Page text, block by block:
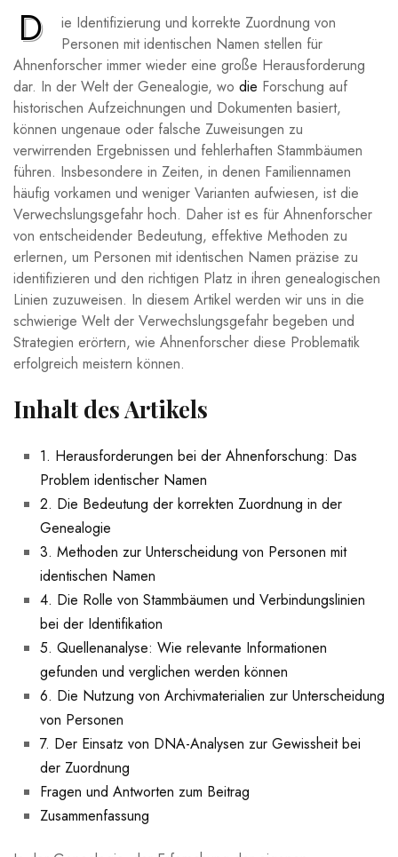
D
ie Identifizierung und korrekte Zuordnung von
Personen mit identischen Namen stellen für
Ahnenforscher immer wieder eine große Herausforderung
dar. In der Welt der Genealogie, wo die Forschung auf
historischen Aufzeichnungen und Dokumenten basiert,
können ungenaue oder falsche Zuweisungen zu
verwirrenden Ergebnissen und fehlerhaften Stammbäumen
führen. Insbesondere in Zeiten, in denen Familiennamen
häufig vorkamen und weniger Varianten aufwiesen, ist die
Verwechslungsgefahr hoch. Daher ist es für Ahnenforscher
von entscheidender Bedeutung, effektive Methoden zu
erlernen, um Personen mit identischen Namen präzise zu
identifizieren und den richtigen Platz in ihren genealogischen
Linien zuzuweisen. In diesem Artikel werden wir uns in die
schwierige Welt der Verwechslungsgefahr begeben und
Strategien erörtern, wie Ahnenforscher diese Problematik
erfolgreich meistern können.
Inhalt des Artikels
1. Herausforderungen bei der Ahnenforschung: Das
Problem identischer Namen
2. Die Bedeutung der korrekten Zuordnung in der
Genealogie
3. Methoden zur Unterscheidung von Personen mit
identischen Namen
4. Die Rolle von Stammbäumen und Verbindungslinien
bei der Identifikation
5. Quellenanalyse: Wie relevante Informationen
gefunden und verglichen werden können
6. Die Nutzung von Archivmaterialien zur Unterscheidung
von Personen
7. Der Einsatz von DNA-Analysen zur Gewissheit bei
der Zuordnung
Fragen und Antworten zum Beitrag
Zusammenfassung